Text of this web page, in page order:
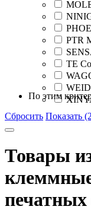
PTR
TE
По этим
Сбросить Показать
Товары
печатных